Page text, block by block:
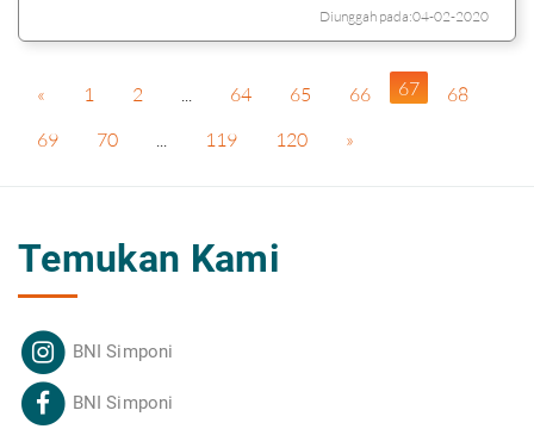
Diunggah pada:04-02-2020
« 1 2 ... 64 65 66 67
68
69
70 ... 119 120 »
Temukan Kami
BNI Simponi
BNI Simponi